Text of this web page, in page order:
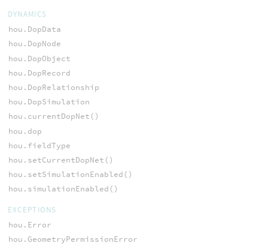
DYNAMICS
hou.DopData
hou.DopNode
hou.DopObject
hou.DopRecord
hou.DopRelationship
hou.DopSimulation
hou.currentDopNet()
hou.dop
hou.fieldType
hou.setCurrentDopNet()
hou.setSimulationEnabled()
hou.simulationEnabled()
EXCEPTIONS
hou.Error
hou.GeometryPermissionError